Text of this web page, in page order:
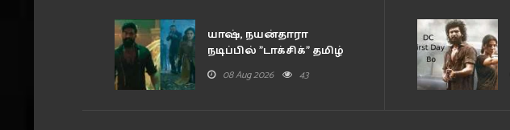
யாஷ், நயன்தாரா
நடிப்பில் "டாக்சிக்" தமிழ்
ட்ரெய்லர..
08 Aug 2026 43